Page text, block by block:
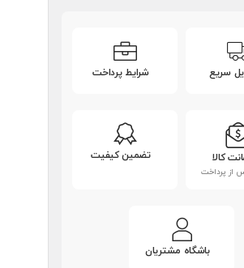
سریع شرایط پرداخت
کالا تضمین کیفیت
باشگاه مشتریان